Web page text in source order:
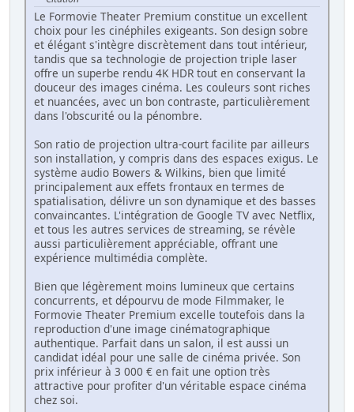
Le Formovie Theater Premium constitue un excellent
choix pour les cinéphiles exigeants. Son design sobre
et élégant s'intègre discrètement dans tout intérieur,
tandis que sa technologie de projection triple laser
offre un superbe rendu 4K HDR tout en conservant la
douceur des images cinéma. Les couleurs sont riches
et nuancées, avec un bon contraste, particulièrement
dans l'obscurité ou la pénombre.
Son ratio de projection ultra-court facilite par ailleurs
son installation, y compris dans des espaces exigus. Le
système audio Bowers & Wilkins, bien que limité
principalement aux effets frontaux en termes de
spatialisation, délivre un son dynamique et des basses
convaincantes. L'intégration de Google TV avec Netflix,
et tous les autres services de streaming, se révèle
aussi particulièrement appréciable, offrant une
expérience multimédia complète.
Bien que légèrement moins lumineux que certains
concurrents, et dépourvu de mode Filmmaker, le
Formovie Theater Premium excelle toutefois dans la
reproduction d'une image cinématographique
authentique. Parfait dans un salon, il est aussi un
candidat idéal pour une salle de cinéma privée. Son
prix inférieur à 3 000 € en fait une option très
attractive pour profiter d'un véritable espace cinéma
chez soi.